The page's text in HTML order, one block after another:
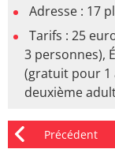
Adresse : 17
Tarifs : 25
3 personnes),
(gratuit pour 1
deuxième